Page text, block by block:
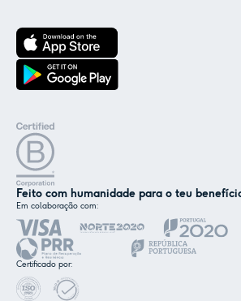
Feito com humanidade para o teu
Em colaboração com:
Certificado por:
Nós e os nossos parceiros usamos
tecnologias semelhantes, conforme
mencionado na